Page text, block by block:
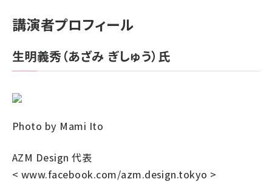
講演者プロフィール
生明義秀（あざみ ぎしゅう）氏
Photo by Mami Ito
AZM Design 代表
< www.facebook.com/azm.design.tokyo >